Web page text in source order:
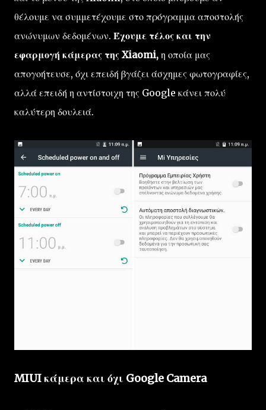
θέλουμε να συμμετέχουμε στο πρόγραμμα αποστολής
ανώνυμων δεδομένων. Έχουμε τέλος και την
εφαρμογή κάμερας της Xiaomi, η οποία μας
απογοήτευσε, όχι επειδή βγάζει άσχημες φωτογραφίες,
αλλά επειδή η αντίστοιχη της Google κάνει πολύ
καλύτερη δουλειά.
MIUI κάμερα και όχι Google Camera